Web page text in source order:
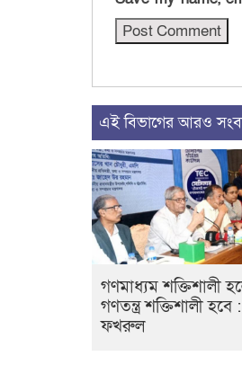
এই বিভাগের আরও
গণমাধ্যম শক্তিশালী
গণতন্ত্র শক্তিশালী হবে :
ফখরুল